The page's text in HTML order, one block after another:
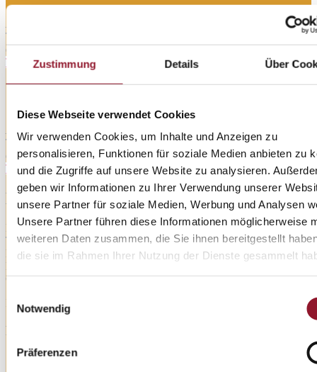
Zustimmung Details Über
Diese Webseite verwendet Cookies
Wir verwenden Cookies, um Inhalte und Anzeigen zu
personalisieren, Funktionen für soziale Medien anbieten zu
und die Zugriffe auf unsere Website zu analysieren.
geben wir Informationen zu Ihrer Verwendung unserer
unsere Partner für soziale Medien, Werbung und Analysen
Unsere Partner führen diese Informationen möglicherweise
weiteren Daten zusammen, die Sie ihnen bereitgestellt
die sie im Rahmen Ihrer Nutzung der Dienste gesammelt
Notwendig
Präferenzen
19:30
Ticket-Vorverkauf beendet – Restkarten ggf. an der Abendkasse
erhältlich
Tickets kaufen
Sonntag, 29. November 2026
18:30Uhr
Luzern: Kultur- und Kongresszentrum
Ticket-Vorverkauf beendet – Restkarten ggf. an der Abendkasse
erhältlich
Tickets kaufen
München
Pilsen Philharmonic Orchestra
Tertia Botha, Gesang
Dennis LeGree, Gesang
Dietmar Wunder, Moderation
Chuhei Iwasaki, Leitung
In Zusammenarbeit mit MünchenEvent
Freitag, 8. Januar 2027
19:30Uhr